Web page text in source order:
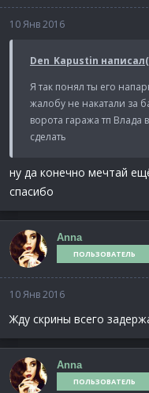
10 Янв 2016
Den_Kapustin
Я так понял ты его
жалобу не накатали за
ворота гаража тп Влада
сделать
ну да конечно мечтай
спасибо
Anna
ПОЛЬЗОВАТЕЛЬ
10 Янв 2016
Жду скрины всего
Anna
ПОЛЬЗОВАТЕЛЬ